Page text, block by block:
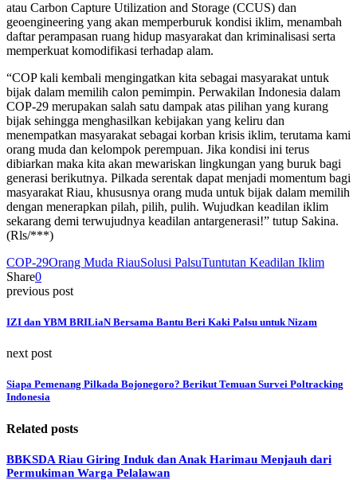
atau Carbon Capture Utilization and Storage (CCUS) dan
geoengineering yang akan memperburuk kondisi iklim, menambah
daftar perampasan ruang hidup masyarakat dan kriminalisasi serta
memperkuat komodifikasi terhadap alam.
“COP kali kembali mengingatkan kita sebagai masyarakat untuk
bijak dalam memilih calon pemimpin. Perwakilan Indonesia dalam
COP-29 merupakan salah satu dampak atas pilihan yang kurang
bijak sehingga menghasilkan kebijakan yang keliru dan
menempatkan masyarakat sebagai korban krisis iklim, terutama kami
orang muda dan kelompok perempuan. Jika kondisi ini terus
dibiarkan maka kita akan mewariskan lingkungan yang buruk bagi
generasi berikutnya. Pilkada serentak dapat menjadi momentum bagi
masyarakat Riau, khususnya orang muda untuk bijak dalam memilih
dengan menerapkan pilah, pilih, pulih. Wujudkan keadilan iklim
sekarang demi terwujudnya keadilan antargenerasi!” tutup Sakina.
(Rls/***)
COP-29Orang Muda RiauSolusi PalsuTuntutan Keadilan Iklim
Share0
previous post
IZI dan YBM BRILiaN Bersama Bantu Beri Kaki Palsu untuk Nizam
next post
Siapa Pemenang Pilkada Bojonegoro? Berikut Temuan Survei Poltracking
Indonesia
Related posts
BBKSDA Riau Giring Induk dan Anak Harimau Menjauh dari
Permukiman Warga Pelalawan